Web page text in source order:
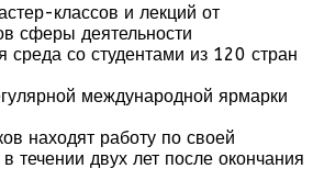
классов и лекций от
сферы деятельности
среда со студентами из 120 стран
международной ярмарки
находят работу по своей
течении двух лет после окончания